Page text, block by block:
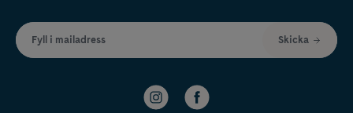
Fyll i mailadress Skicka